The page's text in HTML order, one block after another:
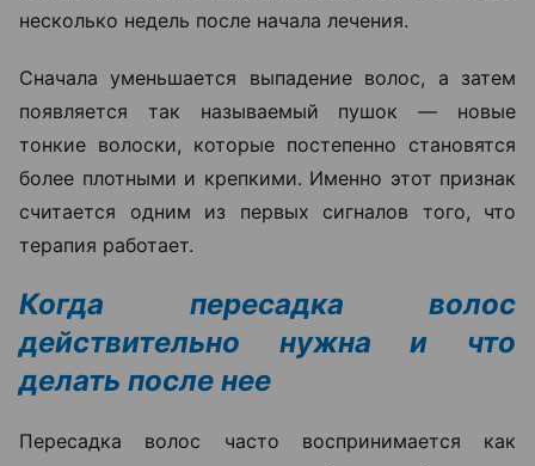
несколько недель после начала лечения.
Сначала уменьшается выпадение волос, а затем
появляется так называемый пушок — новые
тонкие волоски, которые постепенно становятся
более плотными и крепкими. Именно этот признак
считается одним из первых сигналов того, что
терапия работает.
Когда пересадка волос
действительно нужна и что
делать после нее
Пересадка волос часто воспринимается как